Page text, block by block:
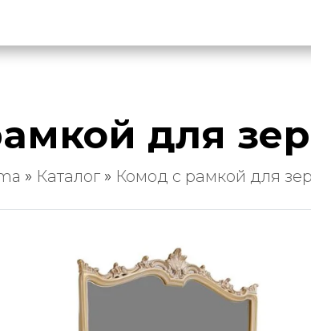
для
» Каталог » Комод с рамкой для